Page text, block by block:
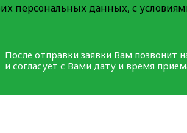
персональных данных, с
После отправки заявки Вам позвонит
и согласует с Вами дату и время